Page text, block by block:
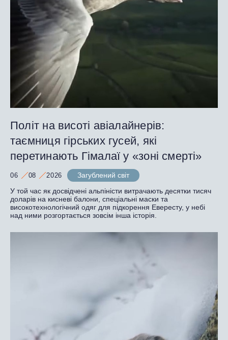
Політ на висоті авіалайнерів:
таємниця гірських гусей, які
перетинають Гімалаї у «зоні смерті»
06 08 2026
Загублений світ
У той час як досвідчені альпіністи витрачають десятки тисяч
доларів на кисневі балони, спеціальні маски та
високотехнологічний одяг для підкорення Евересту, у небі
над ними розгортається зовсім інша історія.